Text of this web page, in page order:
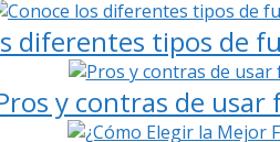
diferentes tipos de
y contras de